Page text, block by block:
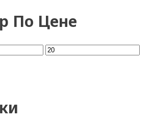
По Цене